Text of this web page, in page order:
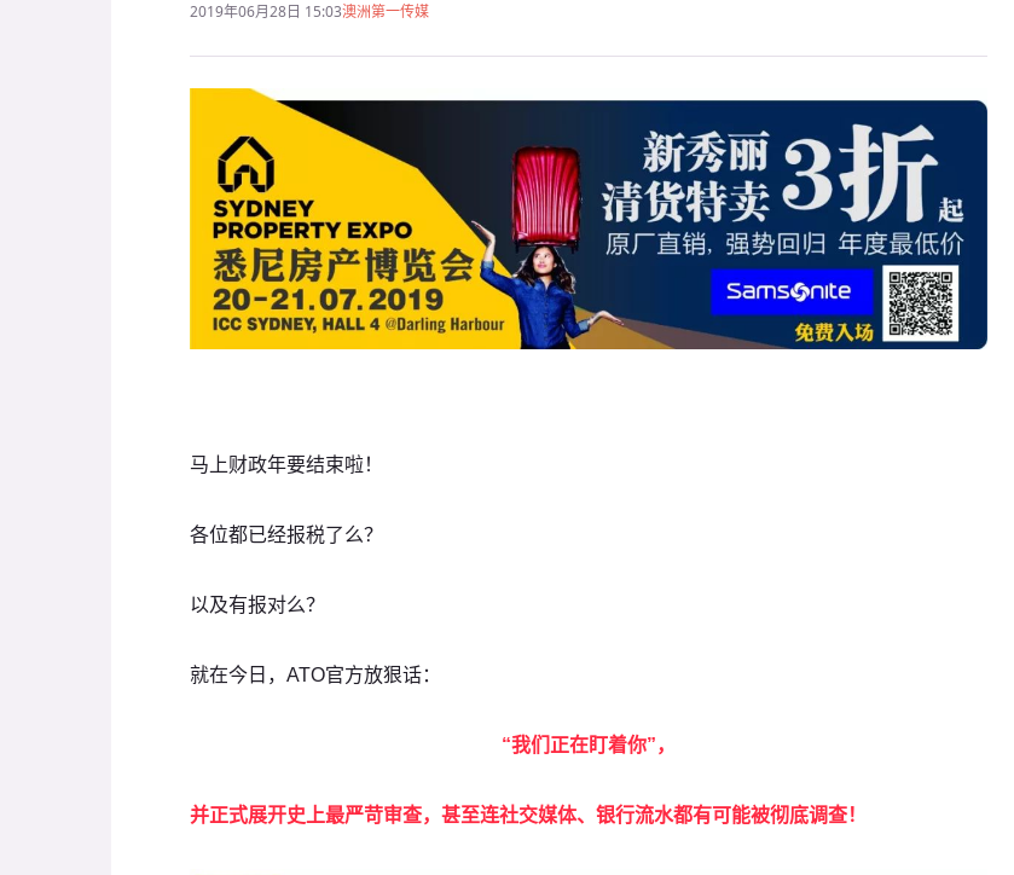
2019年06月28日 15:03澳洲第一传媒
马上财政年要结束啦！
各位都已经报税了么？
以及有报对么？
就在今日，ATO官方放狠话：
“我们正在盯着你”，
并正式展开史上最严苛审查，甚至连社交媒体、银行流水都有可能被彻底调查！